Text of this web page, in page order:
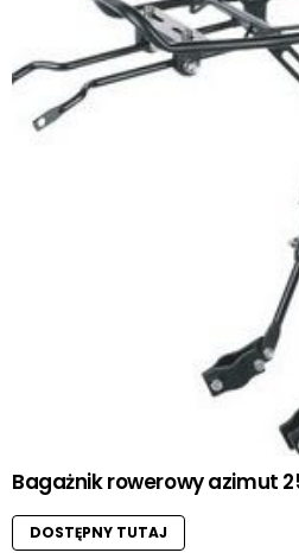
Bagażnik rowerowy azimut
DOSTĘPNY TUTAJ